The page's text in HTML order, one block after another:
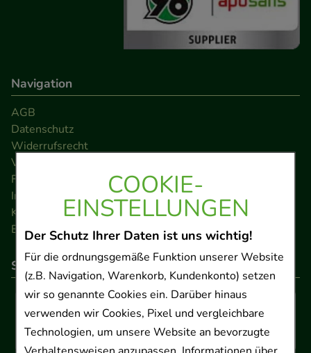
COOKIE-
EINSTELLUNGEN
Der Schutz Ihrer Daten ist uns wichtig!
Für die ordnungsgemäße Funktion unserer Website
(z.B. Navigation, Warenkorb, Kundenkonto) setzen
wir so genannte Cookies ein. Darüber hinaus
verwenden wir Cookies, Pixel und vergleichbare
Technologien, um unsere Website an bevorzugte
Navigation
AGB
Datenschutz
Widerrufsrecht
Versandkosten
FAQ
Impressum
Kontakt
Barrierefreiheitserklärung
So können Sie bezahlen